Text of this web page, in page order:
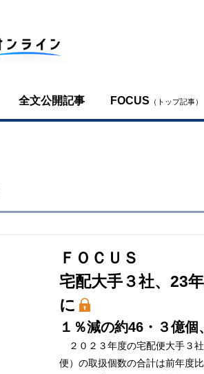
全文公開記事 FOCUS （トップ記事）
ＦＯＣＵＳ
宅配大手３社、23
に
１％減の約46・３億
２０２３年度の宅配便大手３
便）の取扱個数の合計は前年度